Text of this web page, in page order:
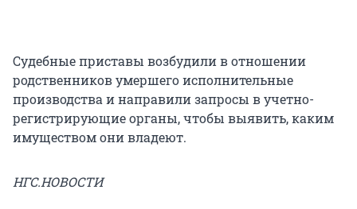
Судебные приставы возбудили в отношении
родственников умершего исполнительные
производства и направили запросы в учетно-
регистрирующие органы, чтобы выявить, каким
имуществом они владеют.
НГС.НОВОСТИ